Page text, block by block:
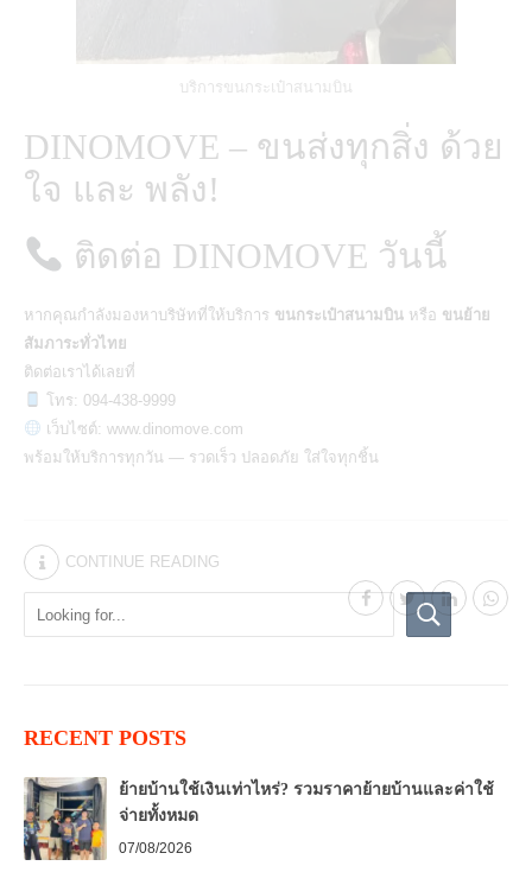
บริการขนกระเป๋าสนามบิน
DINOMOVE – ขนส่งทุกสิ่ง ด้วย
ใจ และ พลัง!
ติดต่อ DINOMOVE วันนี้
หากคุณกำลังมองหาบริษัทที่ให้บริการ ขนกระเป๋าสนามบิน หรือ ขนย้าย
สัมภาระทั่วไทย
ติดต่อเราได้เลยที่
โทร: 094-438-9999
เว็บไซต์: www.dinomove.com
พร้อมให้บริการทุกวัน — รวดเร็ว ปลอดภัย ใส่ใจทุกชิ้น
CONTINUE READING
RECENT POSTS
ย้ายบ้านใช้เงินเท่าไหร่? รวมราคาย้ายบ้านและค่าใช้
จ่ายทั้งหมด
07/08/2026